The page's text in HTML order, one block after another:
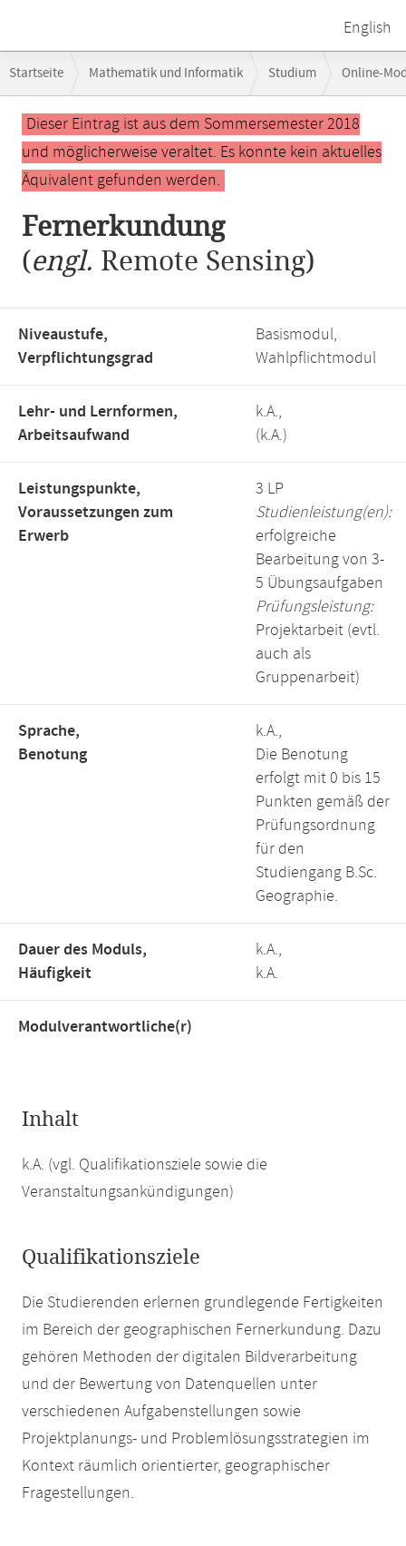
English
Navigation
Startseite Mathematik und Informatik Studium Online-
Hauptinhalt
Dieser Eintrag ist aus dem Sommersemester 2018
und möglicherweise veraltet. Es konnte kein aktuelles
Äquivalent gefunden werden.
Fernerkundung
(engl. Remote Sensing)
Niveaustufe,
Verpflichtungsgrad
Basismodul,
Wahlpflichtmodul
Lehr- und Lernformen,
Arbeitsaufwand
k.A.,
(k.A.)
Leistungspunkte,
Voraussetzungen zum
Erwerb
3 LP
Studienleistung(en):
erfolgreiche
Bearbeitung von 3-
5 Übungsaufgaben
Prüfungsleistung:
Projektarbeit (evtl.
auch als
Gruppenarbeit)
Sprache,
Benotung
k.A.,
Die Benotung
erfolgt mit 0 bis 15
Punkten gemäß der
Prüfungsordnung
für den
Studiengang B.Sc.
Geographie.
Dauer des Moduls,
Häufigkeit
k.A.,
k.A.
Modulverantwortliche(r)
Inhalt
k.A. (vgl. Qualifikationsziele sowie die
Veranstaltungsankündigungen)
Qualifikationsziele
Die Studierenden erlernen grundlegende Fertigkeiten
im Bereich der geographischen Fernerkundung. Dazu
gehören Methoden der digitalen Bildverarbeitung
und der Bewertung von Datenquellen unter
verschiedenen Aufgabenstellungen sowie
Projektplanungs- und Problemlösungsstrategien im
Kontext räumlich orientierter, geographischer
Fragestellungen.